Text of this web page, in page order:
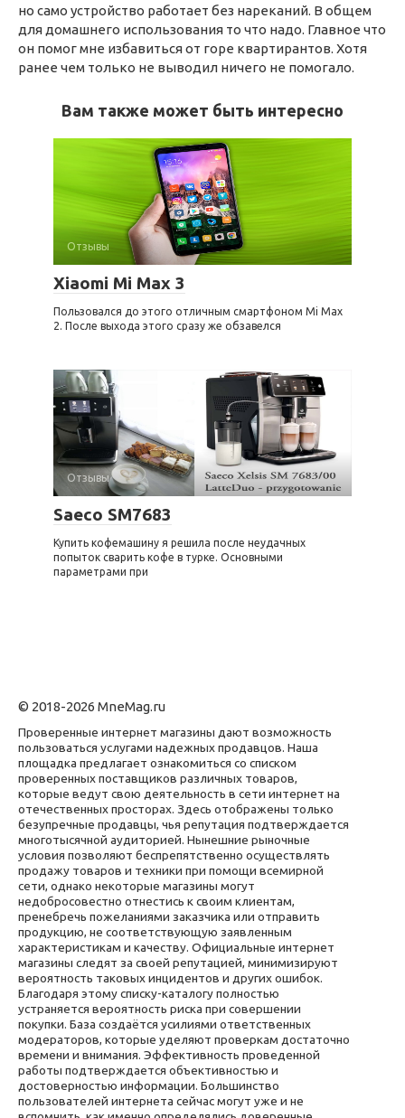
но само устройство работает без нареканий. В общем
для домашнего использования то что надо. Главное что
он помог мне избавиться от горе квартирантов. Хотя
ранее чем только не выводил ничего не помогало.
Вам также может быть интересно
Отзывы
Xiaomi Mi Max 3
Пользовался до этого отличным смартфоном Mi Max
2. После выхода этого сразу же обзавелся
Отзывы
Saeco SM7683
Купить кофемашину я решила после неудачных
попыток сварить кофе в турке. Основными
параметрами при
© 2018-2026 MneMag.ru
Проверенные интернет магазины дают возможность
пользоваться услугами надежных продавцов. Наша
площадка предлагает ознакомиться со списком
проверенных поставщиков различных товаров,
которые ведут свою деятельность в сети интернет на
отечественных просторах. Здесь отображены только
безупречные продавцы, чья репутация подтверждается
многотысячной аудиторией. Нынешние рыночные
условия позволяют беспрепятственно осуществлять
продажу товаров и техники при помощи всемирной
сети, однако некоторые магазины могут
недобросовестно отнестись к своим клиентам,
пренебречь пожеланиями заказчика или отправить
продукцию, не соответствующую заявленным
характеристикам и качеству. Официальные интернет
магазины следят за своей репутацией, минимизируют
вероятность таковых инцидентов и других ошибок.
Благодаря этому списку-каталогу полностью
устраняется вероятность риска при совершении
покупки. База создаётся усилиями ответственных
модераторов, которые уделяют проверкам достаточно
времени и внимания. Эффективность проведенной
работы подтверждается объективностью и
достоверностью информации. Большинство
пользователей интернета сейчас могут уже и не